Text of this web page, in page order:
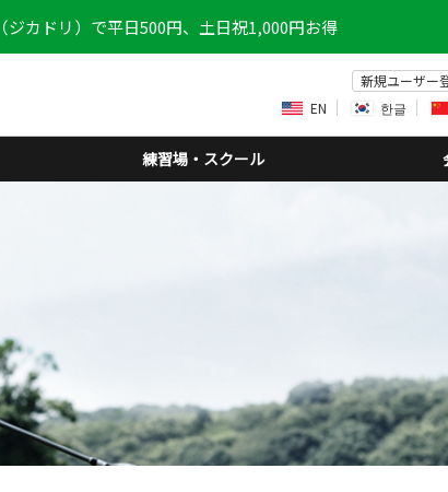
ジカドリ）で平日500円、土日祝1,000円お得
新規ユーザー
EN
한글
練習場・スクール